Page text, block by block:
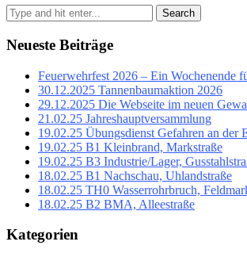
Search
Neueste Beiträge
Feuerwehrfest 2026 – Ein Wochenende
30.12.2025 Tannenbaumaktion 2026
29.12.2025 Die Webseite im neuen
21.02.25 Jahreshauptversammlung
19.02.25 Übungsdienst Gefahren an der
19.02.25 B1 Kleinbrand, Markstraße
19.02.25 B3 Industrie/Lager,
18.02.25 B1 Nachschau, Uhlandstraße
18.02.25 TH0 Wasserrohrbruch,
18.02.25 B2 BMA, Alleestraße
Kategorien